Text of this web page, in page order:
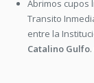
Abrimos cupos
Transito
entre la
Catalino Gulfo.